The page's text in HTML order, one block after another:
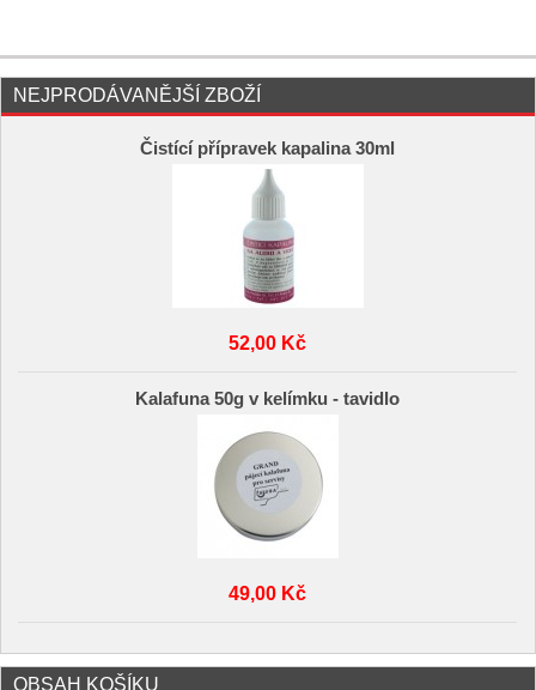
NEJPRODÁVANĚJŠÍ ZBOŽÍ
Čistící přípravek kapalina 30ml
52,00 Kč
Kalafuna 50g v kelímku - tavidlo
49,00 Kč
OBSAH KOŠÍKU